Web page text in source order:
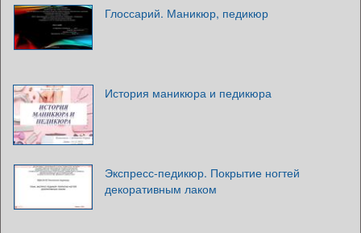
Глоссарий. Маникюр, педикюр
История маникюра и педикюра
Экспресс-педикюр. Покрытие ногтей
декоративным лаком